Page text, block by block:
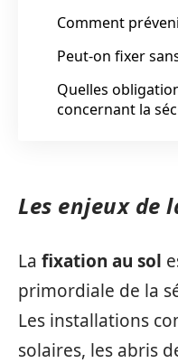
Comment
Peut-on fixer
Quelles
concernant la
Les enjeux de
La fixation au sol
primordiale de la
Les installations
solaires, les abris